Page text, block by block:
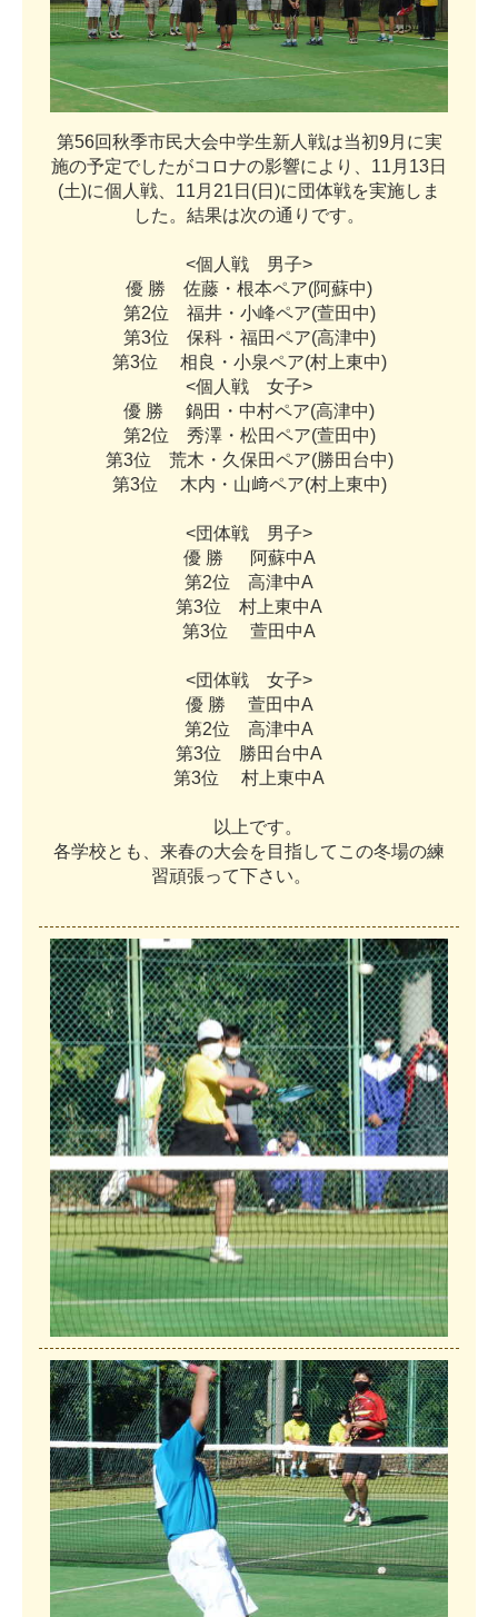
第56回秋季市民大会中学生新人戦は当初9月 に実
施の予定でしたがコ ロナの影響によ り 、 11月 13日
(土)に個人戦、 11月 21日 (日 )に団体戦を実施し ま
した。 結果は次の通 り です。
<個人戦 男子>
優 勝 佐藤 ・ 根本ペア(阿蘇中)
第2位 福井・ 小峰ペア(萱田 中)
第3位 保科・ 福田ペア(高津中)
第3位 相良 ・ 小泉ペア(村上東中)
<個人戦 女子>
優 勝 鍋田 ・ 中村ペア(高津中)
第2位 秀澤・ 松田ペア(萱田 中)
第3位 荒木 ・ 久保田ペア(勝田 台中)
第3位 木内 ・ 山﨑ペア(村上東中)
<団体戦 男子>
優 勝 阿蘇中A
第2位 高津中A
第3位 村上東中A
第3位 萱田 中A
<団体戦 女子>
優 勝 萱田 中A
第2位 高津中A
第3位 勝田 台中A
第3位 村上東中A
以上です。
各学校と も 、 来春の大会を 目 指 して この冬場の練
習頑張って下さ い。